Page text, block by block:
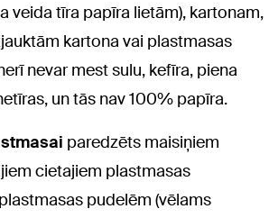
veida tīra papīra lietām), kartonam,
kartona vai plastmasas
nevar mest sulu, kefīra, piena
un tās nav 100% papīra.
paredzēts maisiņiem
cietajiem plastmasas
pudelēm (vēlams